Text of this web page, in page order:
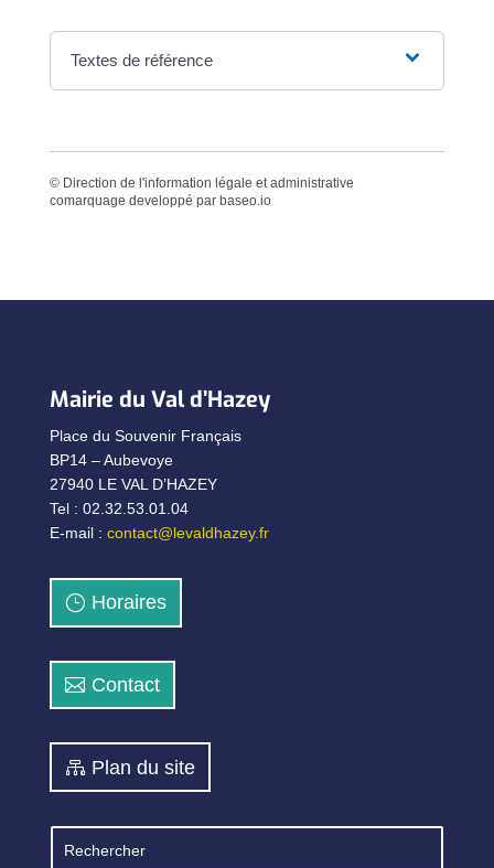
Textes de référence
© Direction de l'information légale et administrative
comarquage developpé par baseo.io
Mairie du Val d’Hazey
Place du Souvenir Français
BP14 – Aubevoye
27940 LE VAL D’HAZEY
Tel : 02.32.53.01.04
E-mail : contact@levaldhazey.fr
Horaires
Contact
Plan du site